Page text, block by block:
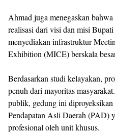
Ahmad juga menegaskan
realisasi dari visi dan misi
menyediakan infrastruktur
Exhibition (MICE) berskala
Berdasarkan studi kelayakan,
penuh dari mayoritas
publik, gedung ini
Pendapatan Asli Daerah (PAD)
profesional oleh unit khusus.